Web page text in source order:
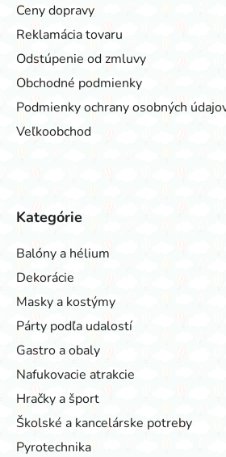
Ceny dopravy
Reklamácia tovaru
Odstúpenie od zmluvy
Obchodné podmienky
Podmienky ochrany osobných
Veľkoobchod
Kategórie
Balóny a hélium
Dekorácie
Masky a kostýmy
Párty podľa udalostí
Gastro a obaly
Nafukovacie atrakcie
Hračky a šport
Školské a kancelárske potreby
Pyrotechnika